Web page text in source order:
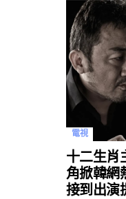
電視
十二生肖
角掀韓網
接到出演